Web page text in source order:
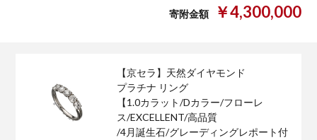
寄附金額 ￥4,300,000
【京セラ】天然ダイヤモンド
プラチナ リング
【1.0カラット/Dカラー/フローレ
ス/EXCELLENT/高品質
/4月誕生石/グレーディングレポート付